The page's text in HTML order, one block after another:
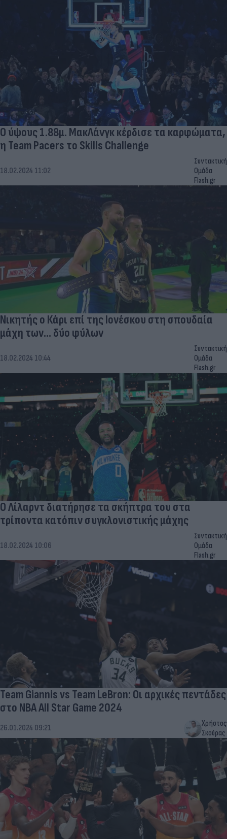
Ο ύψους 1.88μ. ΜακΛάνγκ κέρδισε τα καρφώματα,
η Team Pacers το Skills Challenge
18.02.2024 11:02
Συντακτική
Ομάδα
Flash.gr
Νικητής ο Κάρι επί της Ιονέσκου στη σπουδαία
μάχη των... δύο φύλων
18.02.2024 10:44
Συντακτική
Ομάδα
Flash.gr
Ο Λίλαρντ διατήρησε τα σκήπτρα του στα
τρίποντα κατόπιν συγκλονιστικής μάχης
18.02.2024 10:06
Συντακτική
Ομάδα
Flash.gr
Team Giannis vs Team LeBron: Οι αρχικές πεντάδες
στο NBA All Star Game 2024
26.01.2024 09:21
Χρήστος
Σκούρας